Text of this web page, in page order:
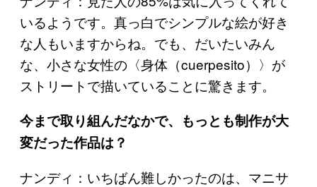
いるようです。真っ白でシンプルな絵が好き
な人もいますからね。でも、だいたいみん
な、小さな女性の〈身体（cuerpesito）〉が
ストリートで描いていることに驚きます。
今まで取り組んだなかで、もっとも制作が大
変だった作品は？
ナンディ：いちばん難しかったのは、マニサ